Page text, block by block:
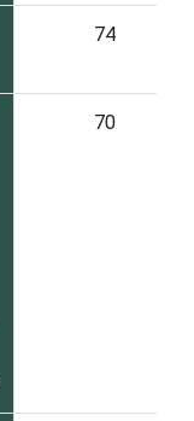
74
70